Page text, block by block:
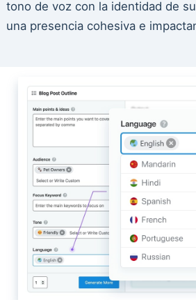
tono de voz con la identidad de
una presencia cohesiva e